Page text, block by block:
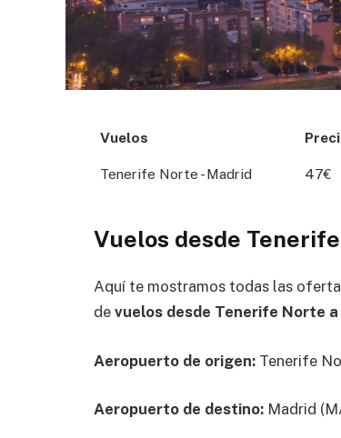
Vuelos
Tenerife Norte - Madrid 47€
Vuelos desde
Aquí te mostramos todas las
de vuelos desde Tenerife Norte a
Aeropuerto de origen: Tenerife
Aeropuerto de destino: Madrid